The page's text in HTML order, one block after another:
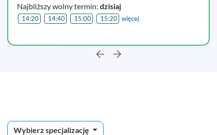
Najbliższy wolny termin: dzisiaj
14:20 14:40 15:00 15:20 więcej
Wybierz specjalizację